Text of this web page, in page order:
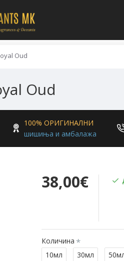
Oud
Oud
100% ОРИГИНАЛНИ
шишиња и амбалажа
38,00€
Количина
10мл
30мл